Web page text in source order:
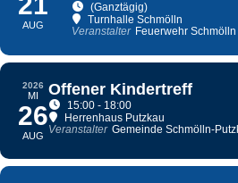
AUG
(Ganztägig)
Turnhalle Schmölln
Veranstalter Feuerwehr Schmölln
2026
MI
26
AUG
Offener Kindertreff
15:00 - 18:00
Herrenhaus Putzkau
Veranstalter Gemeinde Schmölln-